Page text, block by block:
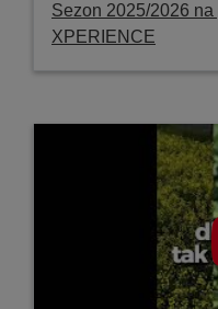
Sezon 2025/2026 na
XPERIENCE